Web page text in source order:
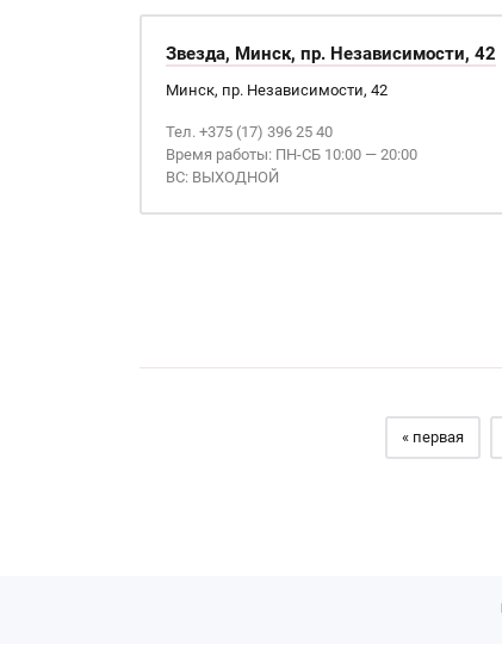
Звезда, Минск, пр. Независимости, 42
Минск, пр. Независимости, 42
Тел. +375 (17) 396 25 40
Время работы: ПН-СБ 10:00 — 20:00
ВС: ВЫХОДНОЙ
« первая